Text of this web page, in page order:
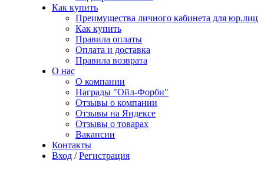
Как купить
Преимущества личного кабинета для юр.лиц
Как купить
Правила оплаты
Оплата и доставка
Правила возврата
О нас
О компании
Награды "Ойл-Форби"
Отзывы о компании
Отзывы на Яндексе
Отзывы о товарах
Вакансии
Контакты
Вход / Регистрация